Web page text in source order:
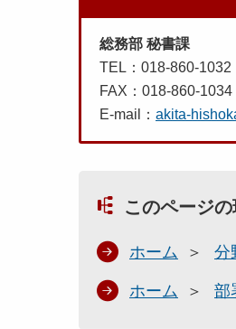
総務部 秘書課
TEL：018-860-1032
FAX：018-860-1034
E-mail： akita-
このページ
ホーム 分
ホーム 部